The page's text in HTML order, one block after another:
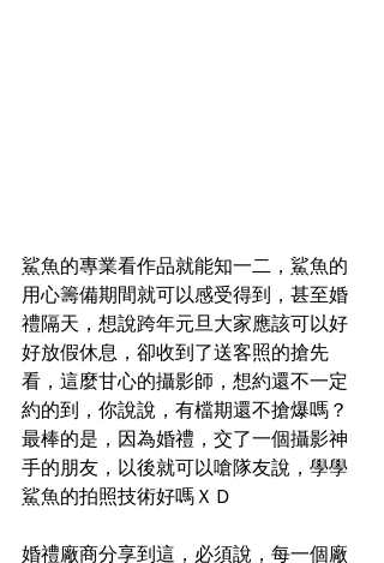
鯊魚的專業看作品就能知一二，鯊魚的
用心籌備期間就可以感受得到，甚至婚
禮隔天，想說跨年元旦大家應該可以好
好放假休息，卻收到了送客照的搶先
看，這麼甘心的攝影師，想約還不一定
約的到，你說說，有檔期還不搶爆嗎？
最棒的是，因為婚禮，交了一個攝影神
手的朋友，以後就可以嗆隊友說，學學
鯊魚的拍照技術好嗎ＸＤ
婚禮廠商分享到這，必須說，每一個廠